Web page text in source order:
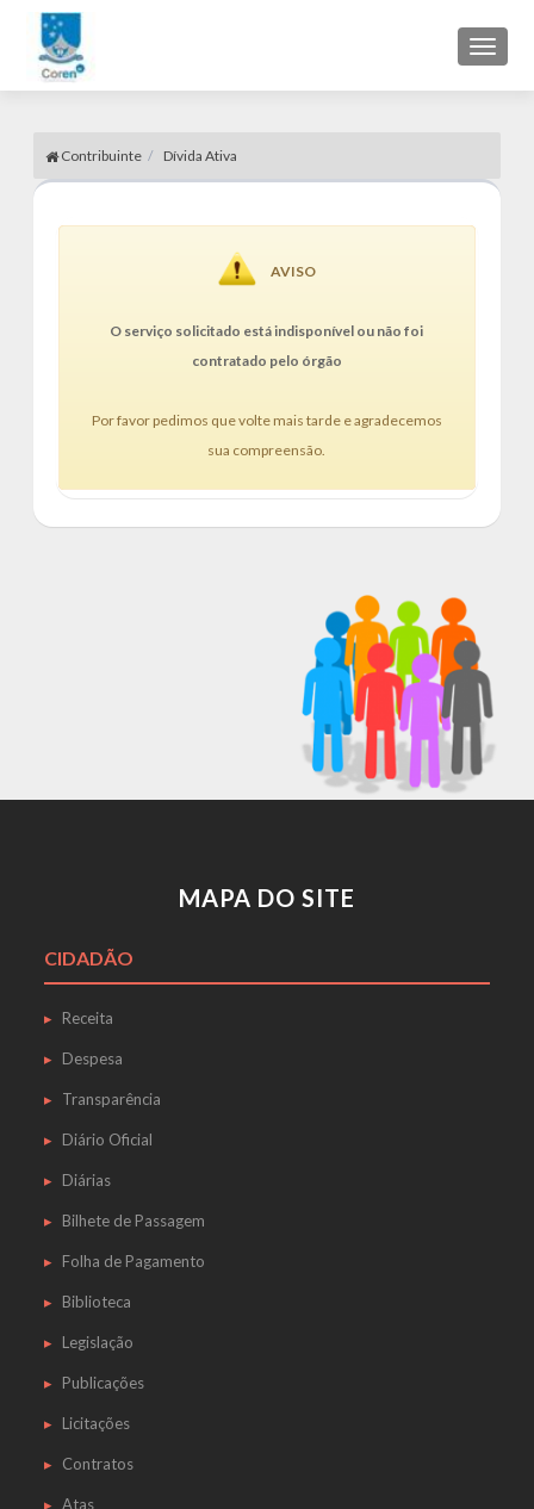
Toggle
Contribuinte Dívida Ativa
AVISO
O serviço solicitado está indisponível ou não foi
contratado pelo órgão
Por favor pedimos que volte mais tarde e agradecemos
sua compreensão.
MAPA DO SITE
CIDADÃO
Receita
Despesa
Transparência
Diário Oficial
Diárias
Bilhete de Passagem
Folha de Pagamento
Biblioteca
Legislação
Publicações
Licitações
Contratos
Atas